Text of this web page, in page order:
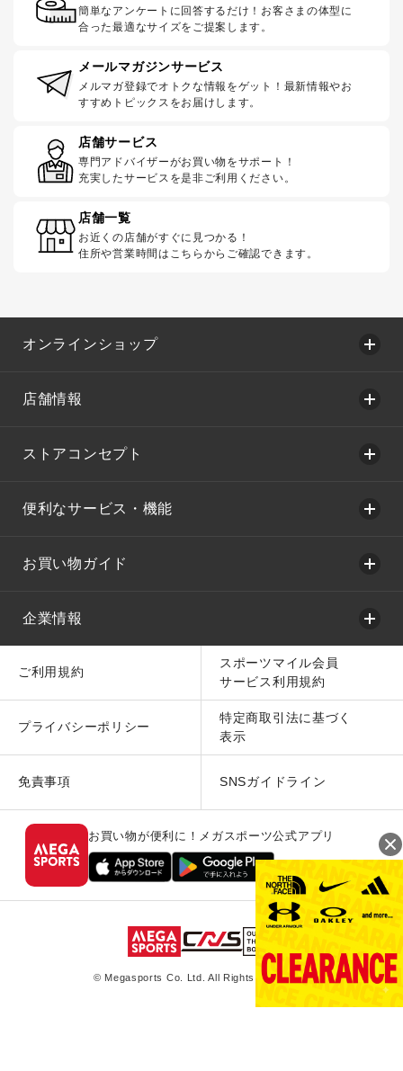
簡単なアンケートに回答するだけ！お客さまの体型に
合った最適なサイズをご提案します。
メールマガジンサービス
メルマガ登録でオトクな情報をゲット！最新情報やお
すすめトピックスをお届けします。
店舗サービス
専門アドバイザーがお買い物をサポート！
充実したサービスを是非ご利用ください。
店舗一覧
お近くの店舗がすぐに見つかる！
住所や営業時間はこちらからご確認できます。
オンラインショップ
店舗情報
ストアコンセプト
便利なサービス・機能
お買い物ガイド
企業情報
ご利用規約
スポーツマイル会員
サービス利用規約
プライバシーポリシー
特定商取引法に基づく
表示
免責事項 SNSガイドライン
お買い物が便利に！メガスポーツ公式アプリ
© Megasports Co. Ltd. All Rights Reserved.